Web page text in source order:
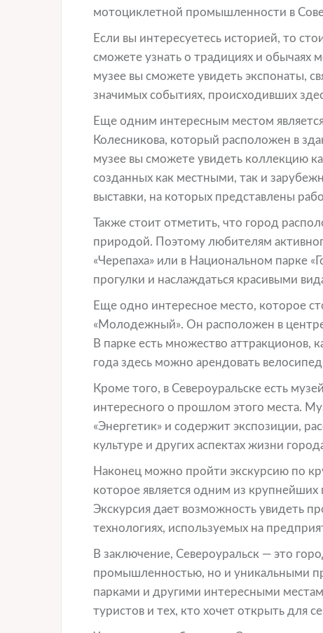
мотоциклетной промышленности в
Если вы интересуетесь историей, то
сможете узнать о традициях и обычаях
музее вы сможете увидеть экспонаты,
значимых событиях, происходивших
Еще одним интересным местом
Колесникова, который расположен в
музее вы сможете увидеть коллекцию
созданных как местными, так и
выставки, на которых представлены
Также стоит отметить, что город
природой. Поэтому любителям
«Черепаха» или в Национальном парке
прогулки и наслаждаться красивыми
Еще одно интересное место, которое
«Молодежный». Он расположен в
В парке есть множество аттракционов,
года здесь можно арендовать
Кроме того, в Североуральске есть
интересного о прошлом этого места.
«Энергетик» и содержит экспозиции,
культуре и других аспектах жизни
Наконец можно пройти экскурсию по
которое является одним из
Экскурсия дает возможность увидеть
технологиях, используемых на
В заключение, Североуральск — это
промышленностью, но и уникальными
парками и другими интересными
туристов и тех, кто хочет открыть для